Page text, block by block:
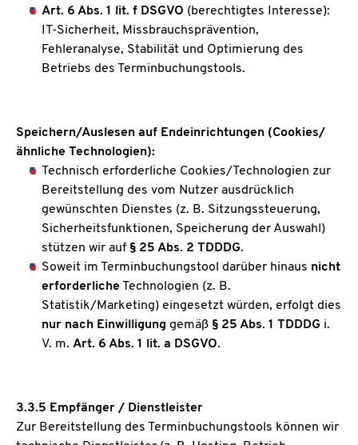
Art. 6 Abs. 1 lit. f DSGVO (berechtigtes Interesse):
IT-Sicherheit, Missbrauchsprävention,
Fehleranalyse, Stabilität und Optimierung des
Betriebs des Terminbuchungstools.
Speichern/Auslesen auf Endeinrichtungen (Cookies/
ähnliche Technologien):
Technisch erforderliche Cookies/Technologien zur
Bereitstellung des vom Nutzer ausdrücklich
gewünschten Dienstes (z. B. Sitzungssteuerung,
Sicherheitsfunktionen, Speicherung der Auswahl)
stützen wir auf § 25 Abs. 2 TDDDG.
Soweit im Terminbuchungstool darüber hinaus nicht
erforderliche Technologien (z. B.
Statistik/Marketing) eingesetzt würden, erfolgt dies
nur nach Einwilligung gemäß § 25 Abs. 1 TDDDG i.
V. m. Art. 6 Abs. 1 lit. a DSGVO.
3.3.5 Empfänger / Dienstleister
Zur Bereitstellung des Terminbuchungstools können wir